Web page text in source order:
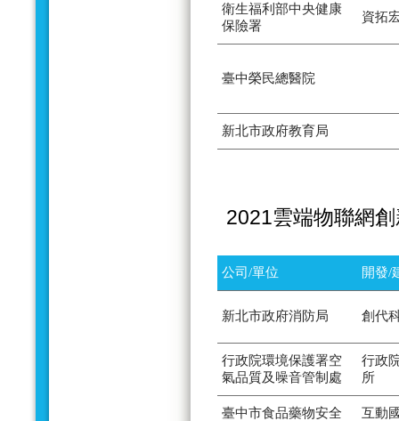
衛生福利部中央健康
保險署
資拓
臺中榮民總醫院
新北市政府教育局
2021雲端物聯網
公司/單位 開發/
新北市政府消防局 創代
行政院環境保護署空
氣品質及噪音管制處
行政
所
臺中市食品藥物安全
互動